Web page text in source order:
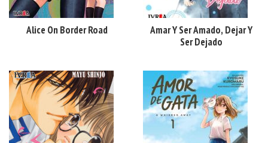
Alice On Border Road
Amar Y Ser Amado, Dejar Y
Ser Dejado